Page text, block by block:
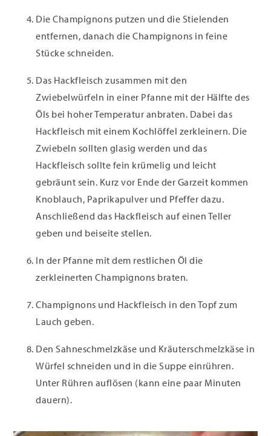
Die Champignons putzen und die Stielenden
entfernen, danach die Champignons in feine
Stücke schneiden.
Das Hackfleisch zusammen mit den
Zwiebelwürfeln in einer Pfanne mit der Hälfte des
Öls bei hoher Temperatur anbraten. Dabei das
Hackfleisch mit einem Kochlöffel zerkleinern. Die
Zwiebeln sollten glasig werden und das
Hackfleisch sollte fein krümelig und leicht
gebräunt sein. Kurz vor Ende der Garzeit kommen
Knoblauch, Paprikapulver und Pfeffer dazu.
Anschließend das Hackfleisch auf einen Teller
geben und beiseite stellen.
In der Pfanne mit dem restlichen Öl die
zerkleinerten Champignons braten.
Champignons und Hackfleisch in den Topf zum
Lauch geben.
Den Sahneschmelzkäse und Kräuterschmelzkäse in
Würfel schneiden und in die Suppe einrühren.
Unter Rühren auflösen (kann eine paar Minuten
dauern).